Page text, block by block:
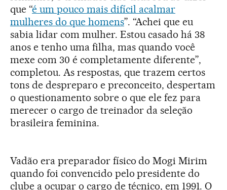
que “é um pouco mais difícil acalmar
mulheres do que homens”. “Achei que eu
sabia lidar com mulher. Estou casado há 38
anos e tenho uma filha, mas quando você
mexe com 30 é completamente diferente”,
completou. As respostas, que trazem certos
tons de despreparo e preconceito, despertam
o questionamento sobre o que ele fez para
merecer o cargo de treinador da seleção
brasileira feminina.
Vadão era preparador físico do Mogi Mirim
quando foi convencido pelo presidente do
clube a ocupar o cargo de técnico, em 1991. O